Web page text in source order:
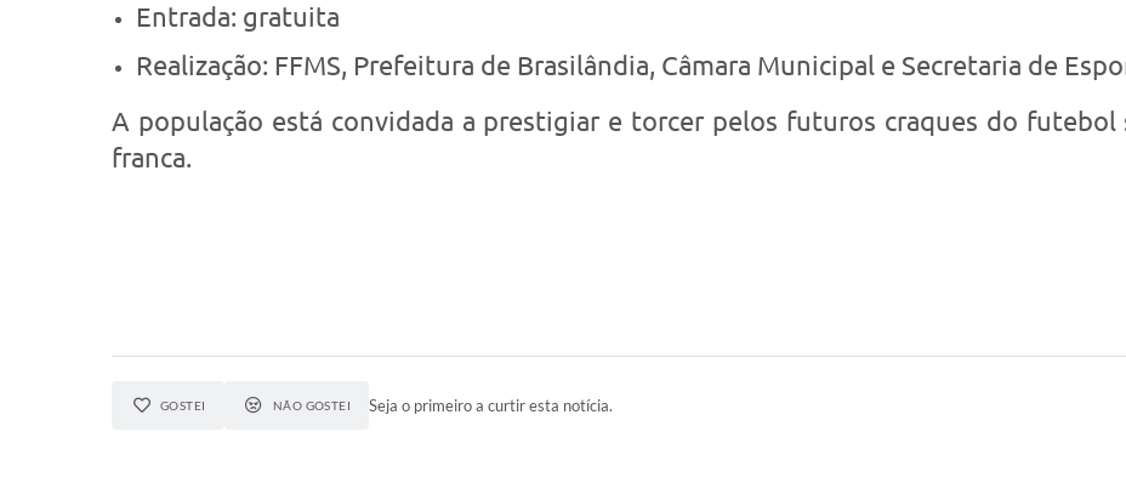
Entrada: gratuita
Realização: FFMS, Prefeitura de Brasilândia, Câmara Municipal e Secretaria de
A população está convidada a prestigiar e torcer pelos futuros craques do futebol
franca.
GOSTEI NÃO GOSTEI Seja o primeiro a curtir esta notícia.